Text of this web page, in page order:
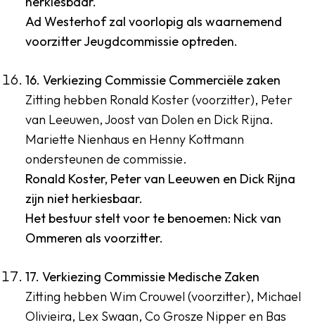
Ad Westerhof zal voorlopig als waarnemend
voorzitter Jeugdcommissie optreden.
16. Verkiezing Commissie Commerciële zaken
Zitting hebben Ronald Koster (voorzitter), Peter
van Leeuwen, Joost van Dolen en Dick Rijna.
Mariette Nienhaus en Henny Kottmann
ondersteunen de commissie.
Ronald Koster, Peter van Leeuwen en Dick Rijna
zijn niet herkiesbaar.
Het bestuur stelt voor te benoemen: Nick van
Ommeren als voorzitter.
17. Verkiezing Commissie Medische Zaken
Zitting hebben Wim Crouwel (voorzitter), Michael
Olivieira, Lex Swaan, Co Grosze Nipper en Bas